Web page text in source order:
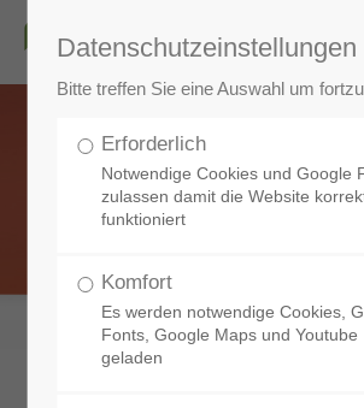
Datenschutzeinstellungen
Bitte treffen Sie eine Auswahl um
Erforderlich
Notwendige Cookies und Google
zulassen damit die Website
funktioniert
Komfort
Es werden notwendige Cookies,
Fonts, Google Maps und Youtube
geladen